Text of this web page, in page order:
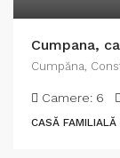
Cumpana,
Cumpăna,
Camere: 6
CASĂ FAMILIALĂ